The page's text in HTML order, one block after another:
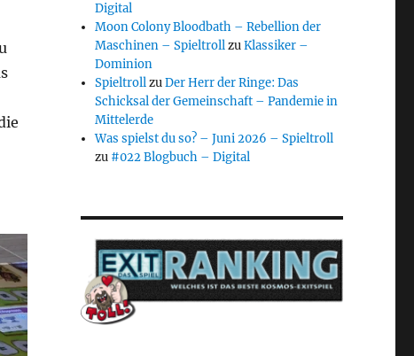
Digital
Moon Colony Bloodbath – Rebellion der
Maschinen – SpieltrollzuKlassiker –
Dominion
SpieltrollzuDer Herr der Ringe: Das
Schicksal der Gemeinschaft – Pandemie in
Mittelerde
Was spielst du so? – Juni 2026 – Spieltroll
zu #022 Blogbuch – Digital